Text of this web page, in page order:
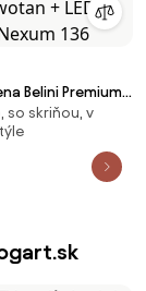
Belini Premium
lesk / dub
Nexum
so skriňou, v